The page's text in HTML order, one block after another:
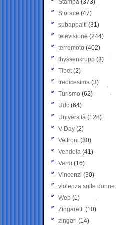
Stampa (373)
Storace (47)
subappalti (31)
televisione(244)
terremoto (402)
thyssenkrupp (3)
Tibet(2)
tredicesima (3)
Turismo (62)
Udc (64)
Università (128)
V-Day (2)
Veltroni (30)
Vendola (41)
Verdi (16)
Vincenzi (30)
violenza sulle donne
Web (1)
Zingaretti (10)
zingari (14)